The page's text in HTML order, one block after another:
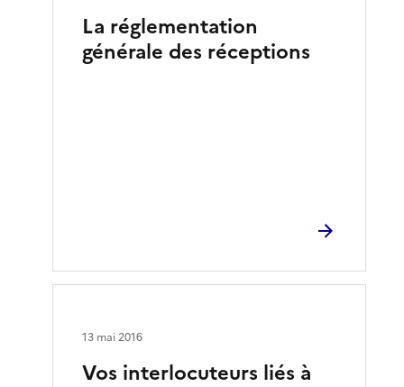
La réglementation
générale des réceptions
Vos interlocuteurs liés à
13 mai 2016